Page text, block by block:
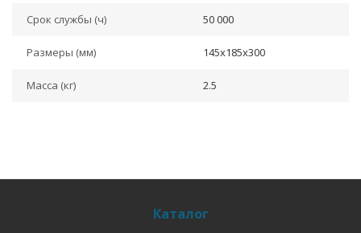
Срок службы (ч) 50 000
Размеры (мм) 145x185x300
Масса (кг) 2.5
Каталог